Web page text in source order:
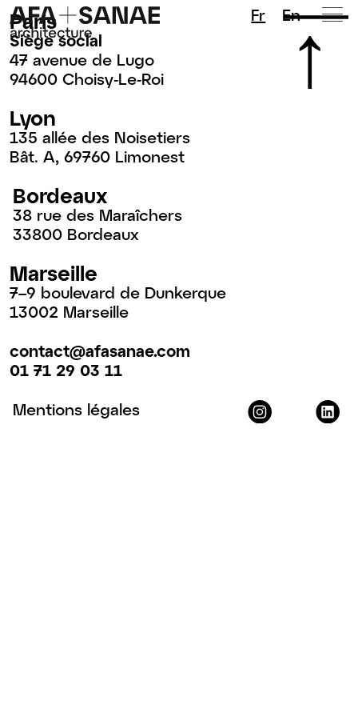
Fr En
Paris
Siège social
47 avenue de Lugo
94600 Choisy-Le-Roi
Lyon
135 allée des Noisetiers
Bât. A, 69760 Limonest
Bordeaux
38 rue des Maraîchers
33800 Bordeaux
Marseille
7–9 boulevard de Dunkerque
13002 Marseille
contact@afasanae.com
01 71 29 03 11
Mentions légales